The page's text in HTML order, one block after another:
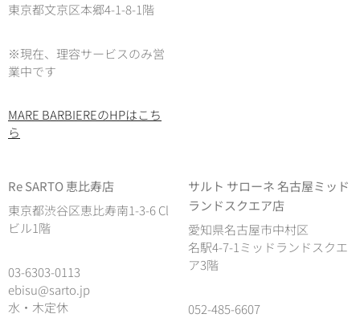
東京都文京区本郷4-1-8-1階
※現在、理容サービスのみ営
業中です
MARE BARBIEREのHPはこち
ら
Re SARTO 恵比寿店
東京都渋谷区恵比寿南1-3-6 Cl
ビル1階
03-6303-0113
ebisu@sarto.jp
水・木定休
サルト サローネ 名古屋ミッド
ランドスクエア店
愛知県名古屋市中村区
名駅4-7-1ミッドランドスクエ
ア3階
052-485-6607